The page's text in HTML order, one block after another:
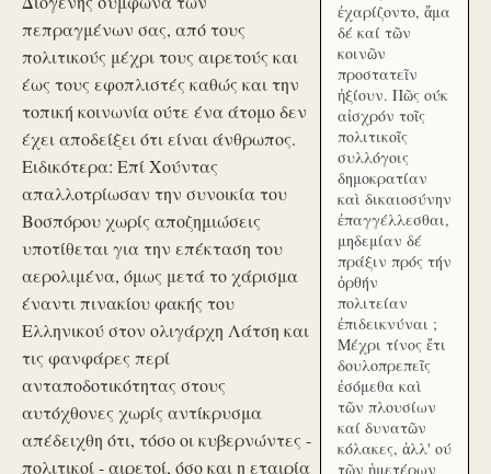
πεπραγμένων σας, από τους
πολιτικούς μέχρι τους αιρετούς και
έως τους εφοπλιστές καθώς και την
τοπική κοινωνία ούτε ένα άτομο δεν
έχει αποδείξει ότι είναι άνθρωπος.
Ειδικότερα: Επί Χούντας
απαλλοτρίωσαν την συνοικία του
Βοσπόρου χωρίς αποζημιώσεις
υποτίθεται για την επέκταση του
αερολιμένα, όμως μετά το χάρισμα
έναντι πινακίου φακής του
Ελληνικού στον ολιγάρχη Λάτση και
τις φανφάρες περί
ανταποδοτικότητας στους
αυτόχθονες χωρίς αντίκρυσμα
απέδειχθη ότι, τόσο οι κυβερνώντες -
πολιτικοί - αιρετοί, όσο και η εταιρία
ἐχαρίζοντο, ἅμα
δέ καί τῶν
κοινῶν
προστατεῖν
ἠξίουν. Πῶς ούκ
αἰσχρόν τοῖς
πολιτικοῖς
συλλόγοις
δημοκρατίαν
καὶ δικαιοσύνην
ἐπαγγέλλεσθαι,
μηδεμίαν δέ
πράξιν πρός τήν
ὀρθήν
πολιτείαν
ἐπιδεικνύναι ;
Μέχρι τίνος ἔτι
δουλοπρεπεῖς
ἐσόμεθα καὶ
τῶν πλουσίων
καί δυνατῶν
κόλακες, ἀλλ' ού
τῶν ἡμετέρων